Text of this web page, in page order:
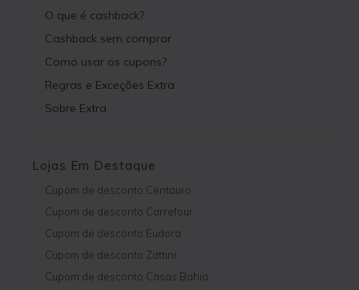
O que é cashback?
Cashback sem comprar
Como usar os cupons?
Regras e Exceções Extra
Sobre Extra
Lojas Em Destaque
Cupom de desconto Centauro
Cupom de desconto Carrefour
Cupom de desconto Eudora
Cupom de desconto Zattini
Cupom de desconto Casas Bahia